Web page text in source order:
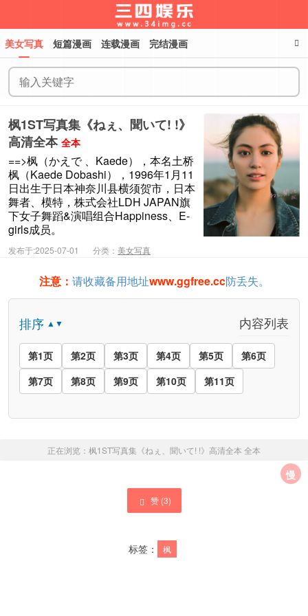
美女写真 短篇漫画 连载漫画 完结漫画
枫1ST写真集《ねぇ、聞いて! !》
高清全本 全本
==>枫（かえで 、Kaede），本名土桥
枫（Kaede Dobashi），1996年1月11
日出生于日本神奈川县横须贺市，日本
舞者、模特，株式会社LDH JAPAN旗
下女子舞蹈&演唱组合Happiness、E-
girls成员。
发布于:2025-07-01 分类： 美女写真
注意： 请收藏备用地址www.ggfree.cc防丢失。
排序 ▲▼ 内容列表
第1页 第2页 第3页 第4页 第5页
第6页
第7页
第8页 第9页 第10页 第11页
正在浏览： 枫1ST写真集《ねぇ、聞いて! !》高清全本 全本
赞 (3)
标签： 枫
慢